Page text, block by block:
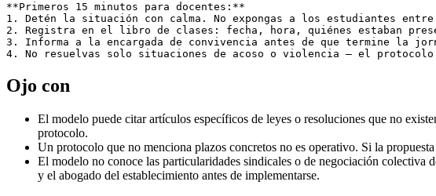
**Primeros 15 minutos para docentes:**
1. Detén la situación con calma. No expongas a los estudiantes
2. Registra en el libro de clases: fecha, hora, quiénes estaban
3. Informa a la encargada de convivencia antes de que termine la
Ojo con
El modelo puede citar artículos específicos de leyes o resoluciones que no
protocolo.
Un protocolo que no menciona plazos concretos no es operativo. Si la
El modelo no conoce las particularidades sindicales o de negociación colectiva
y el abogado del establecimiento antes de implementarse.